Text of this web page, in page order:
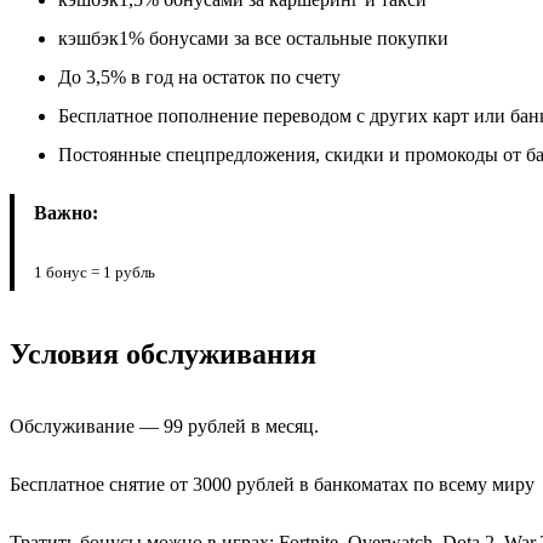
кэшбэк1% бонусами за все остальные покупки
До 3,5% в год на остаток по счету
Бесплатное пополнение переводом с других карт или
Постоянные спецпредложения, скидки и промокоды от
Важно:
1 бонус = 1 рубль
Условия обслуживания
Обслуживание — 99 рублей в месяц.
Бесплатное снятие от 3000 рублей в банкоматах по всему миру